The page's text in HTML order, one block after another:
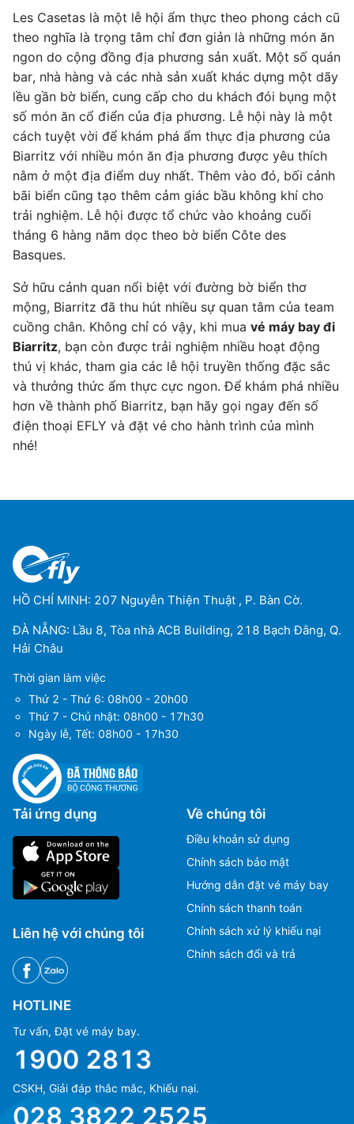
Les Casetas là một lễ hội ẩm thực theo phong cách cũ
theo nghĩa là trọng tâm chỉ đơn giản là những món ăn
ngon do cộng đồng địa phương sản xuất. Một số quán
bar, nhà hàng và các nhà sản xuất khác dựng một dãy
lều gần bờ biển, cung cấp cho du khách đói bụng một
số món ăn cổ điển của địa phương. Lễ hội này là một
cách tuyệt vời để khám phá ẩm thực địa phương của
Biarritz với nhiều món ăn địa phương được yêu thích
nằm ở một địa điểm duy nhất. Thêm vào đó, bối cảnh
bãi biển cũng tạo thêm cảm giác bầu không khí cho
trải nghiệm. Lễ hội được tổ chức vào khoảng cuối
tháng 6 hàng năm dọc theo bờ biển Côte des
Basques.
Sở hữu cảnh quan nổi biệt với đường bờ biển thơ
mộng, Biarritz đã thu hút nhiều sự quan tâm của team
cuồng chân. Không chỉ có vậy, khi mua vé máy bay đi
Biarritz, bạn còn được trải nghiệm nhiều hoạt động
thú vị khác, tham gia các lễ hội truyền thống đặc sắc
và thưởng thức ẩm thực cực ngon. Để khám phá nhiều
hơn về thành phố Biarritz, bạn hãy gọi ngay đến số
điện thoại EFLY và đặt vé cho hành trình của mình
nhé!
HỒ CHÍ MINH: 207 Nguyễn Thiện Thuật , P. Bàn Cờ.
ĐÀ NẴNG: Lầu 8, Tòa nhà ACB Building, 218 Bạch Đằng, Q.
Hải Châu
Thời gian làm việc
Thứ 2 - Thứ 6: 08h00 - 20h00
Thứ 7 - Chủ nhật: 08h00 - 17h30
Ngày lễ, Tết: 08h00 - 17h30
Tải ứng dụng
Liên hệ với chúng tôi
Về chúng tôi
Điều khoản sử dụng
Chính sách bảo mật
Hướng dẫn đặt vé máy bay
Chính sách thanh toán
Chính sách xử lý khiếu nại
Chính sách đổi và trả
HOTLINE
Tư vấn, Đặt vé máy bay.
1900 2813
CSKH, Giải đáp thắc mắc, Khiếu nại.
028 3822 2525
(+84) 70 854 1213